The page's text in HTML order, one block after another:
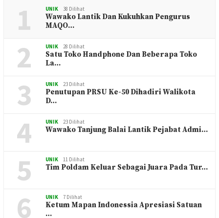
1 UNIK 38 Dilihat
Wawako Lantik Dan Kukuhkan Pengurus
MAQO…
2 UNIK 28 Dilihat
Satu Toko Handphone Dan Beberapa Toko
La…
3 UNIK 23 Dilihat
Penutupan PRSU Ke-50 Dihadiri Walikota
D…
4 UNIK 23 Dilihat
Wawako Tanjung Balai Lantik Pejabat Admi…
5 UNIK 11 Dilihat
Tim Poldam Keluar Sebagai Juara Pada Tur…
6 UNIK 7 Dilihat
Ketum Mapan Indonessia Apresiasi Satuan
…